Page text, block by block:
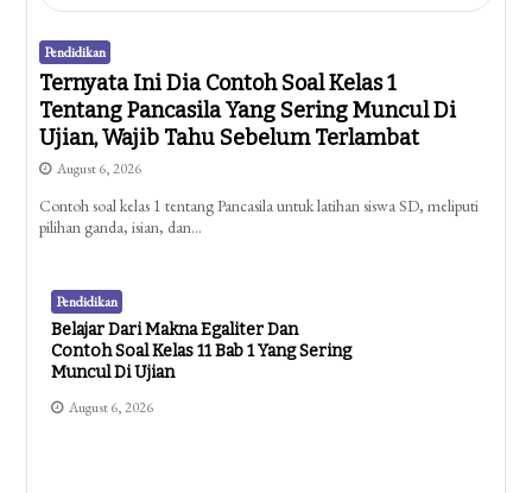
Pendidikan
Ternyata Ini Dia Contoh Soal Kelas 1
Tentang Pancasila Yang Sering Muncul Di
Ujian, Wajib Tahu Sebelum Terlambat
August 6, 2026
Contoh soal kelas 1 tentang Pancasila untuk latihan siswa SD, meliputi
pilihan ganda, isian, dan…
Pendidikan
Belajar Dari Makna Egaliter Dan
Contoh Soal Kelas 11 Bab 1 Yang Sering
Muncul Di Ujian
August 6, 2026